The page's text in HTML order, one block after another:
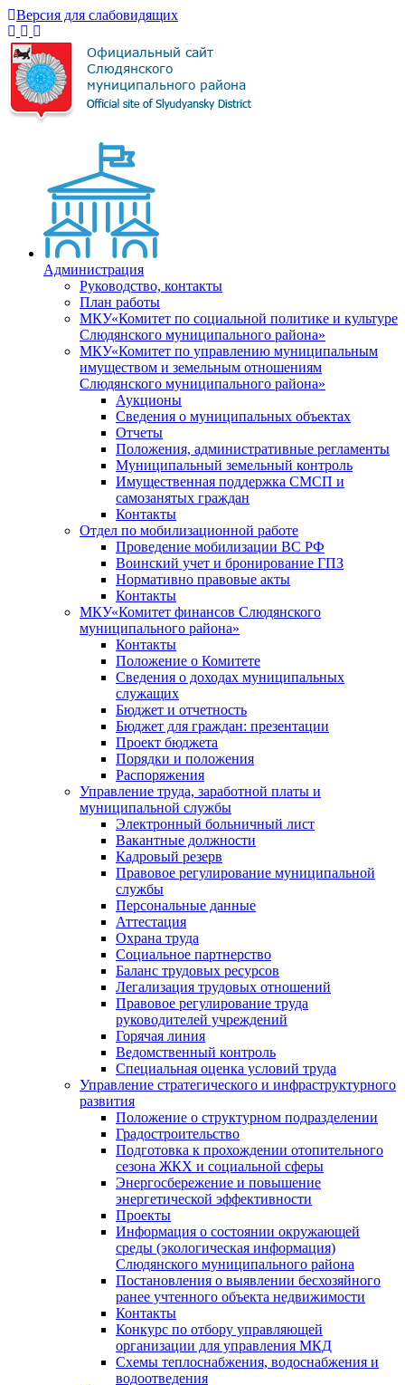
Версия для слабовидящих
Администрация
Руководство, контакты
План работы
МКУ«Комитет по социальной политике и культуре
Слюдянского муниципального района»
МКУ«Комитет по управлению муниципальным
имуществом и земельным отношениям
Слюдянского муниципального района»
Аукционы
Сведения о муниципальных объектах
Отчеты
Положения, административные регламенты
Муниципальный земельный контроль
Имущественная поддержка СМСП и
самозанятых граждан
Контакты
Отдел по мобилизационной работе
Проведение мобилизации ВС РФ
Воинский учет и бронирование ГПЗ
Нормативно правовые акты
Контакты
МКУ«Комитет финансов Слюдянского
муниципального района»
Контакты
Положение о Комитете
Сведения о доходах муниципальных
служащих
Бюджет и отчетность
Бюджет для граждан: презентации
Проект бюджета
Порядки и положения
Распоряжения
Управление труда, заработной платы и
муниципальной службы
Электронный больничный лист
Вакантные должности
Кадровый резерв
Правовое регулирование муниципальной
службы
Персональные данные
Аттестация
Охрана труда
Социальное партнерство
Баланс трудовых ресурсов
Легализация трудовых отношений
Правовое регулирование труда
руководителей учреждений
Горячая линия
Ведомственный контроль
Специальная оценка условий труда
Управление стратегического и инфраструктурного
развития
Положение о структурном подразделении
Градостроительство
Подготовка к прохождении отопительного
сезона ЖКХ и социальной сферы
Энергосбережение и повышение
энергетической эффективности
Проекты
Информация о состоянии окружающей
среды (экологическая информация)
Слюдянского муниципального района
Постановления о выявлении бесхозяйного
ранее учтенного объекта недвижимости
Контакты
Конкурс по отбору управляющей
организации для управления МКД
Схемы теплоснабжения, водоснабжения и
водоотведения